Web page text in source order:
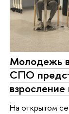
Молодежь
СПО
На открытом